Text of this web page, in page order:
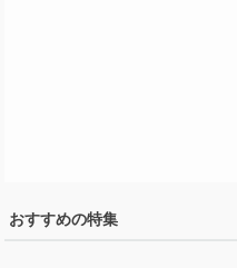
おすすめの特集